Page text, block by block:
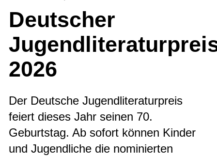
Deutscher
2026
Der Deutsche Jugendliteraturpreis
feiert dieses Jahr seinen 70.
Geburtstag. Ab sofort können Kinder
und Jugendliche die nominierten